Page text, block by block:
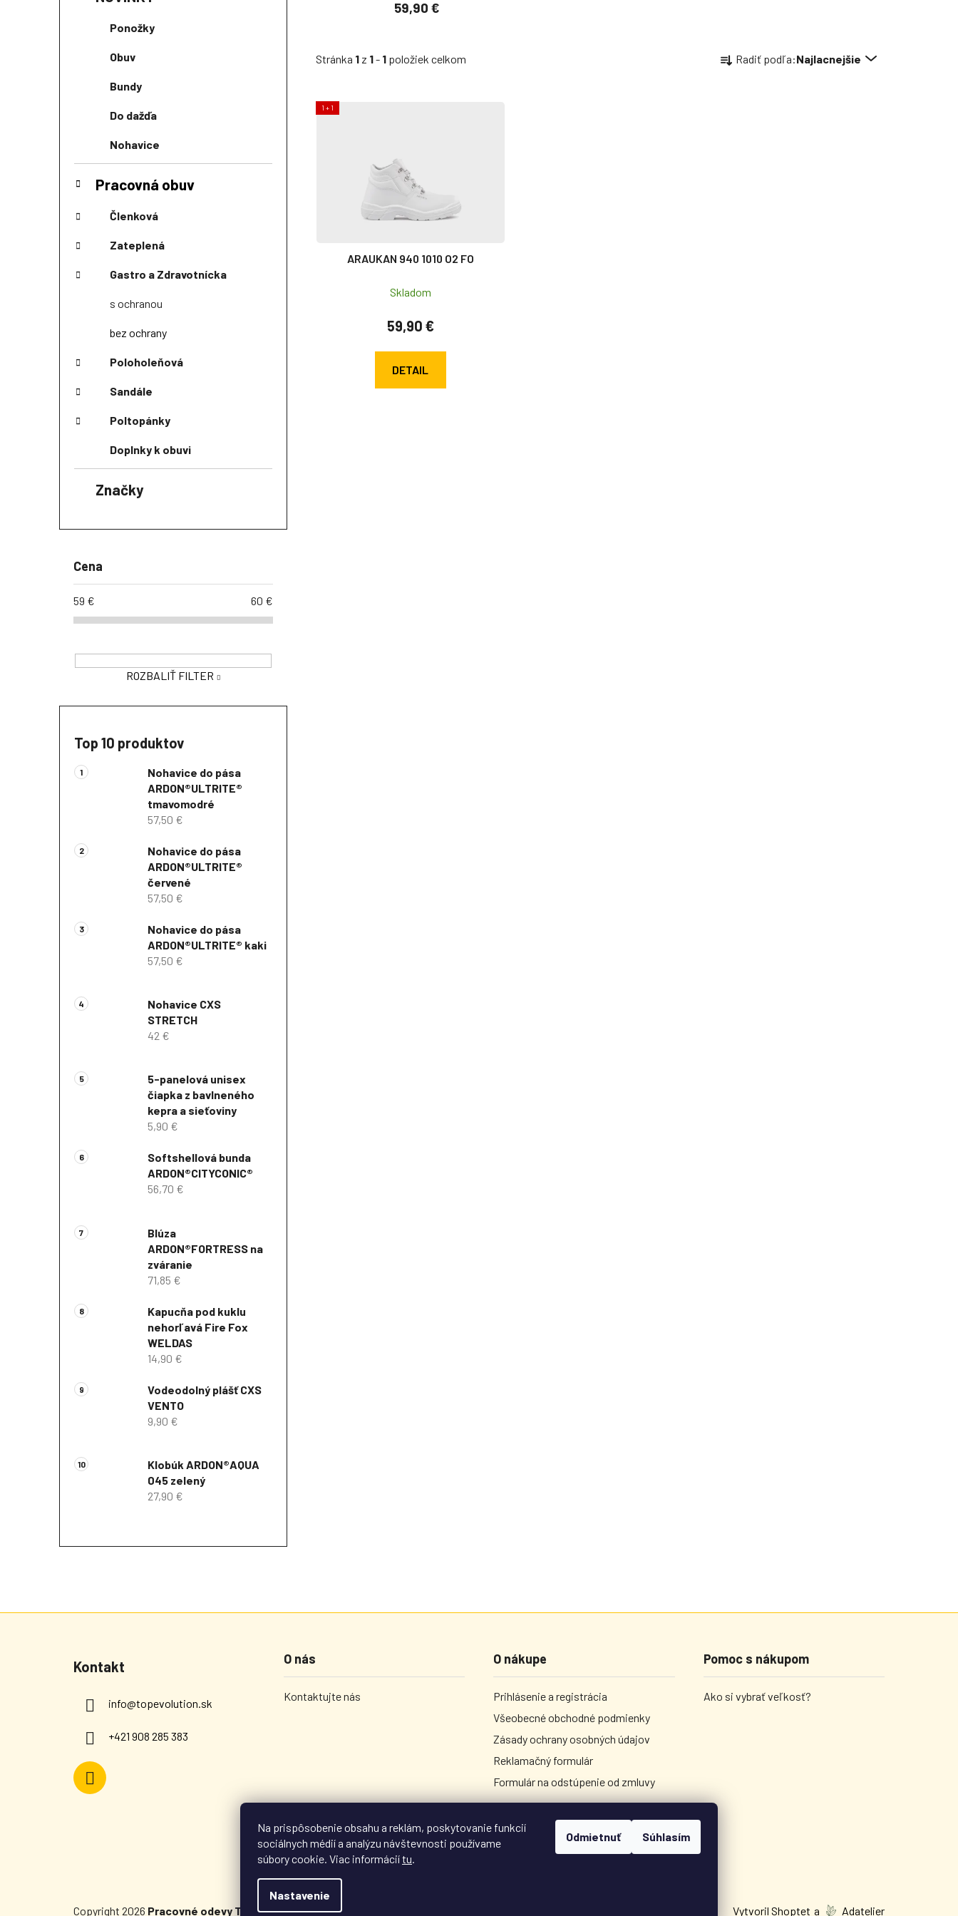
Na prispôsobenie obsahu a reklám, poskytovanie funkcií
sociálnych médií a analýzu návštevnosti používame
súbory cookie. Viac informáciítu.
Nastavenie
Odmietnuť Súhlasím
Ponožky
Obuv
Bundy
Do dažďa
Nohavice
Pracovná obuv
Členková
Zateplená
Gastro a Zdravotnícka
s ochranou
bez ochrany
Poloholeňová
Sandále
Poltopánky
Doplnky k obuvi
Značky
Cena
59 € 60 €
ROZBALIŤ FILTER
Top 10 produktov
Nohavice do pása
ARDON®ULTRITE®
tmavomodré
57,50 €
Nohavice do pása
ARDON®ULTRITE®
červené
57,50 €
Nohavice do pása
ARDON®ULTRITE® kaki
57,50 €
Nohavice CXS
STRETCH
42 €
5-panelová unisex
čiapka z bavlneného
kepra a sieťoviny
5,90 €
Softshellová bunda
ARDON®CITYCONIC®
56,70 €
Blúza
ARDON®FORTRESS na
zváranie
71,85 €
Kapucňa pod kuklu
nehorľavá Fire Fox
WELDAS
14,90 €
Vodeodolný plášť CXS
VENTO
9,90 €
Klobúk ARDON®AQUA
045 zelený
27,90 €
59,90 €
Stránka 1 z 1- 1 položiek celkom Radiť podľa:Najlacnejšie
Výpis produktov
1 + 1
ARAUKAN 940 1010 O2 FO
Skladom
59,90 €
DETAIL
Kontakt
info@topevolution.sk
+421 908 285 383
O nás
Kontaktujte nás
O nákupe
Prihlásenie a registrácia
Všeobecné obchodné podmienky
Zásady ochrany osobných údajov
Reklamačný formulár
Formulár na odstúpenie od zmluvy
Pomoc s nákupom
Ako si vybrať veľkosť?
Vytvoril Shoptet a Adatelier
Copyright 2026 Pracovné odevy TOPevolution. Všetky práva vyhradené.